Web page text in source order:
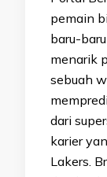
pemain
baru-
menarik
sebuah
dari
karier
Lakers.